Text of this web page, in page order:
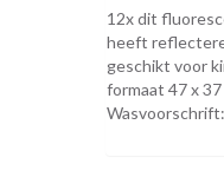
12x dit
heeft
geschikt voor
formaat 47 x